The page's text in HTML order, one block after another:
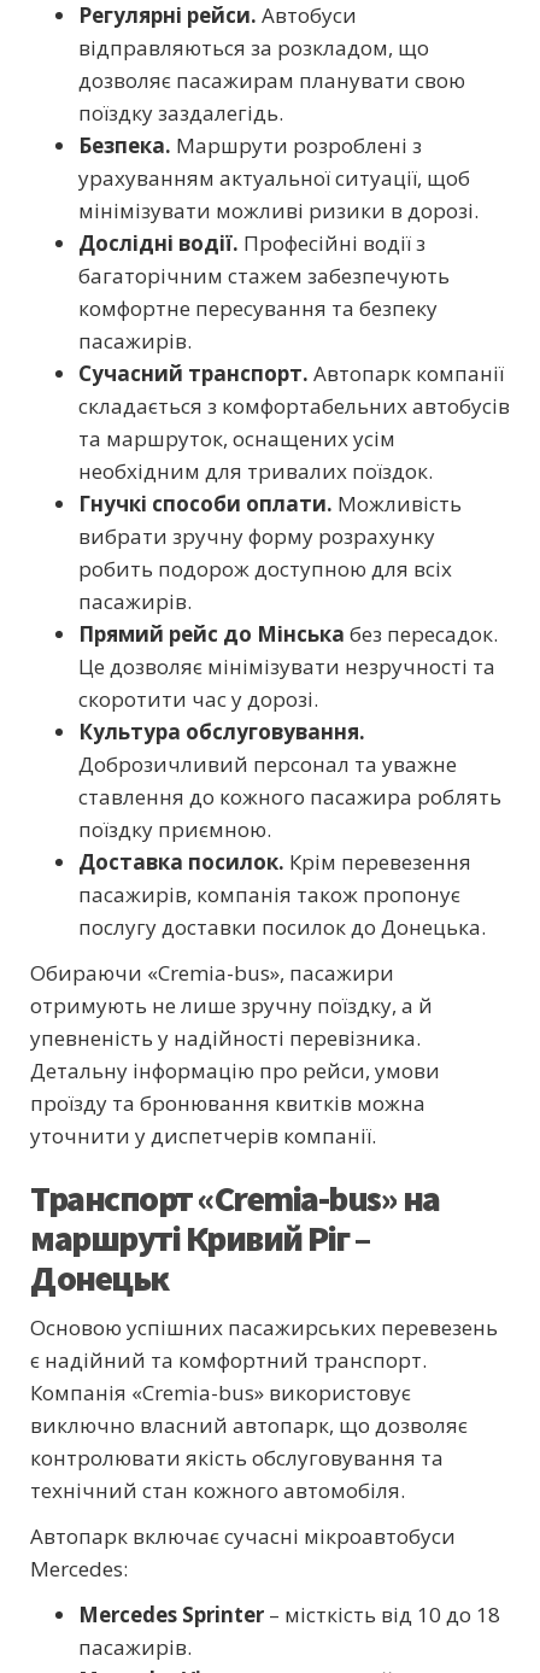
Регулярні рейси. Автобуси
відправляються за розкладом, що
дозволяє пасажирам планувати свою
поїздку заздалегідь.
Безпека. Маршрути розроблені з
урахуванням актуальної ситуації, щоб
мінімізувати можливі ризики в дорозі.
Дослідні водії. Професійні водії з
багаторічним стажем забезпечують
комфортне пересування та безпеку
пасажирів.
Сучасний транспорт. Автопарк компанії
складається з комфортабельних автобусів
та маршруток, оснащених усім
необхідним для тривалих поїздок.
Гнучкі способи оплати. Можливість
вибрати зручну форму розрахунку
робить подорож доступною для всіх
пасажирів.
Прямий рейс до Мінська без пересадок.
Це дозволяє мінімізувати незручності та
скоротити час у дорозі.
Культура обслуговування.
Доброзичливий персонал та уважне
ставлення до кожного пасажира роблять
поїздку приємною.
Доставка посилок. Крім перевезення
пасажирів, компанія також пропонує
послугу доставки посилок до Донецька.
Обираючи «Cremia-bus», пасажири
отримують не лише зручну поїздку, а й
упевненість у надійності перевізника.
Детальну інформацію про рейси, умови
проїзду та бронювання квитків можна
уточнити у диспетчерів компанії.
Транспорт «Cremia-bus» на
маршруті Кривий Ріг –
Донецьк
Основою успішних пасажирських перевезень
є надійний та комфортний транспорт.
Компанія «Cremia-bus» використовує
виключно власний автопарк, що дозволяє
контролювати якість обслуговування та
технічний стан кожного автомобіля.
Автопарк включає сучасні мікроавтобуси
Mercedes:
Mercedes Sprinter – місткість від 10 до 18
пасажирів.